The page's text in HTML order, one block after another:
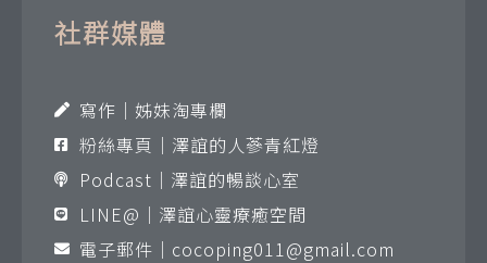
社群媒體
寫作｜姊妹淘專欄
粉絲專頁｜澤誼的人蔘青紅燈
Podcast｜澤誼的暢談心室
LINE@｜澤誼心靈療癒空間
電子郵件｜ cocoping011@gmail.com